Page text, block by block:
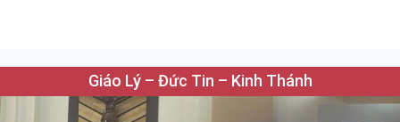
Giáo Lý – Đức Tin – Kinh Thánh